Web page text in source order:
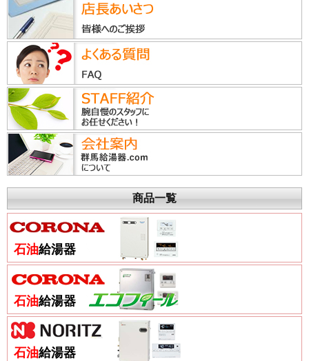
商品一覧
石油給湯器
石油給湯器
石油給湯器